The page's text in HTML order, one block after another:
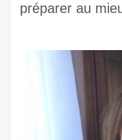
préparer au